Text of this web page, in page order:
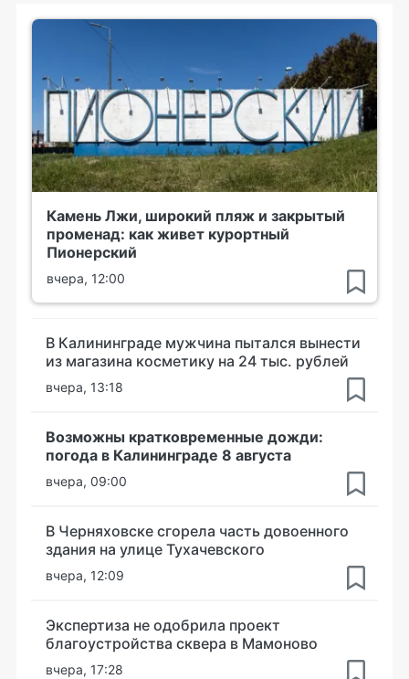
Камень Лжи, широкий пляж и закрытый
променад: как живет курортный
Пионерский
вчера, 12:00
В Калининграде мужчина пытался вынести
из магазина косметику на 24 тыс. рублей
вчера, 13:18
Возможны кратковременные дожди:
погода в Калининграде 8 августа
вчера, 09:00
В Черняховске сгорела часть довоенного
здания на улице Тухачевского
вчера, 12:09
Экспертиза не одобрила проект
благоустройства сквера в Мамоново
вчера, 17:28